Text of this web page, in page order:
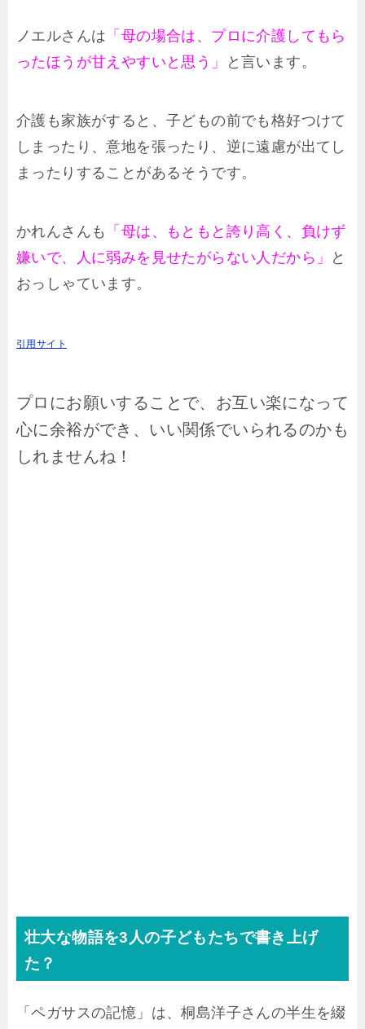
ノエルさんは 「母の場合は、プロに介護してもら
ったほうが甘えやすいと思う」
と言います。
介護も家族がすると、子どもの前でも格好つけて
しまったり、意地を張ったり、逆に遠慮が出てし
まったりすることがあるそうです。
かれんさんも
「母は、もともと誇り高く、負けず
嫌いで、人に弱みを見せたがらない人だから」
と
おっしゃています。
引用サイト
プロにお願いすることで、お互い楽になって
心に余裕ができ、いい関係でいられるのかも
しれませんね！
壮大な物語を3人の子どもたちで書き上げ
た？
「ペガサスの記憶」は、桐島洋子さんの半生を綴